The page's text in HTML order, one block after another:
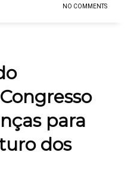
NO COMMENTS
para
dos